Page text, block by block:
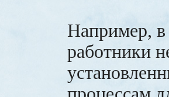
Например, в
работники